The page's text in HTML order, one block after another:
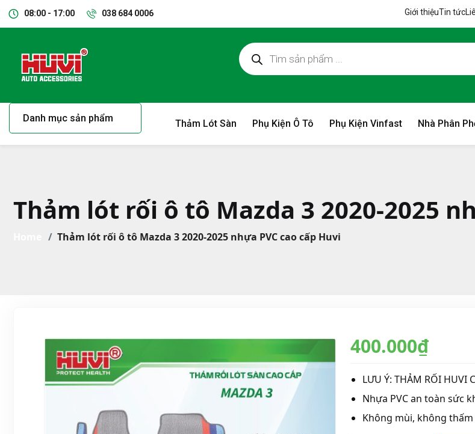
08:00 - 17:00 038 684 0006 Giới thiệuTin tức
Danh mục sản phẩm Thảm Lót Sàn Phụ Kiện Ô Tô Phụ Kiện Vinfast Nhà Phân
Thảm lót rối ô tô Mazda 3 2020-2025
Thảm lót rối ô tô Mazda 3 2020-2025 nhựa PVC cao cấp Huvi
400.000₫
LƯU Ý: THẢM RỐI HUVI
Nhựa PVC an toàn sức
Không mùi, không